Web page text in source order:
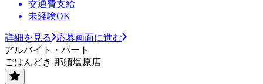
交通費支給
未経験OK
詳細を見る
応募画面に進む
アルバイト・パート
ごはんどき 那須塩原店